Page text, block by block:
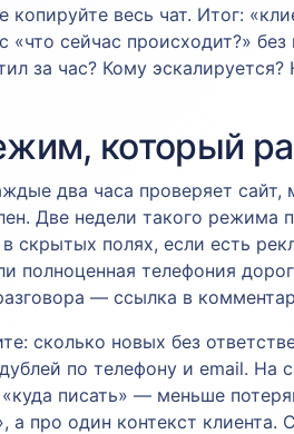
копируйте весь чат. Итог:
«что сейчас происходит?»
за час? Кому
который
два часа проверяет
Две недели такого
скрытых полях, если есть
полноценная телефония
— ссылка в
сколько новых без
по телефону и email.
писать» — меньше
а про один контекст